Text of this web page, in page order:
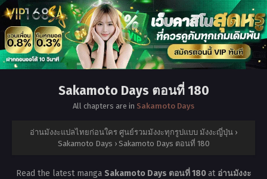
Sakamoto Days ตอนที่ 180
All chapters are in Sakamoto Days
อ่านมังงะแปลไทยก่อนใคร ศูนย์รวมมังงะทุกรูปแบบ มังงะญี่ปุ่น ›
Sakamoto Days › Sakamoto Days ตอนที่ 180
Read the latest manga Sakamoto Days ตอนที่ 180at อ่านมังงะ